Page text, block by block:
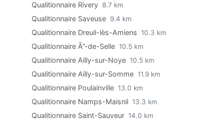
Qualitionnaire Rivery 8.7 km
Qualitionnaire Saveuse 9.4 km
Qualitionnaire Dreuil-lès-Amiens 10.3 km
Qualitionnaire Ã”-de-Selle 10.5 km
Qualitionnaire Ailly-sur-Noye 10.5 km
Qualitionnaire Ailly-sur-Somme 11.9 km
Qualitionnaire Poulainville 13.0 km
Qualitionnaire Namps-Maisnil 13.3 km
Qualitionnaire Saint-Sauveur 14.0 km